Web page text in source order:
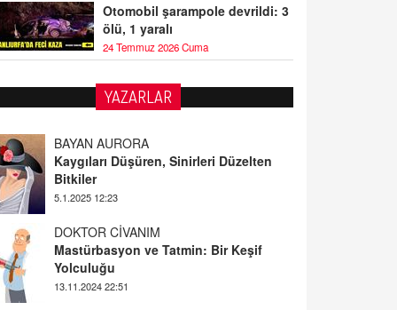
Otomobil şarampole devrildi: 3
ölü, 1 yaralı
24 Temmuz 2026 Cuma
YAZARLAR
BAYAN AURORA
Kaygıları Düşüren, Sinirleri Düzelten
Bitkiler
5.1.2025 12:23
DOKTOR CİVANIM
Mastürbasyon ve Tatmin: Bir Keşif
Yolculuğu
13.11.2024 22:51